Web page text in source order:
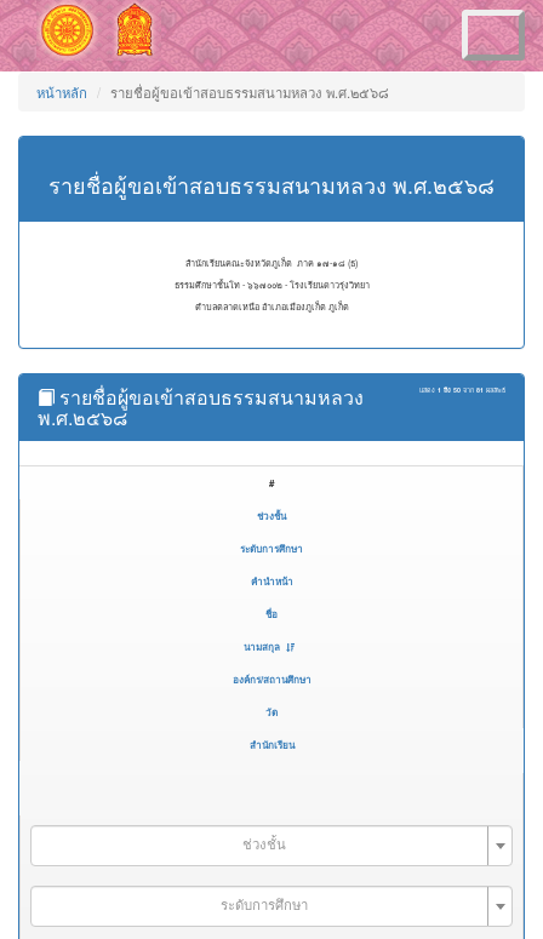
Toggle
navigation
หน้าหลัก รายชื่อผู้ขอเข้าสอบธรรมสนามหลวง พ.ศ.๒๕๖๘
รายชื่อผู้ขอเข้าสอบธรรมสนามหลวง พ.ศ.๒๕๖๘
สำนักเรียนคณะจังหวัดภูเก็ต ภาค ๑๗-๑๘ (ธ)
ธรรมศึกษาชั้นโท - ๖๖๗๐๐๒ - โรงเรียนดาวรุ่งวิทยา
ตำบลตลาดเหนือ อำเภอเมืองภูเก็ต ภูเก็ต
แสดง 1 ถึง 50 จาก 81 ผลลัพธ์
รายชื่อผู้ขอเข้าสอบธรรมสนามหลวง
พ.ศ.๒๕๖๘
#
ช่วงชั้น
ระดับการศึกษา
คำนำหน้า
ชื่อ
นามสกุล
องค์กร/สถานศึกษา
วัด
สำนักเรียน
ช่วงชั้น
ระดับการศึกษา